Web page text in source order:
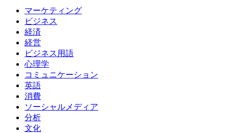
マーケティング
ビジネス
経済
経営
ビジネス用語
心理学
コミュニケーション
英語
消費
ソーシャルメディア
分析
文化